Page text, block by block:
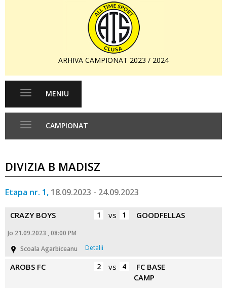
ARHIVA CAMPIONAT 2023 / 2024
Toggle
MENIU
CAMPIONAT
DIVIZIA B MADISZ
Etapa nr. 1, 18.09.2023 - 24.09.2023
CRAZY BOYS 1 vs 1 GOODFELLAS
Jo 21.09.2023 , 08:00 PM
Scoala Agarbiceanu
Detalii
AROBS FC 2 vs 4
FC BASE
CAMP